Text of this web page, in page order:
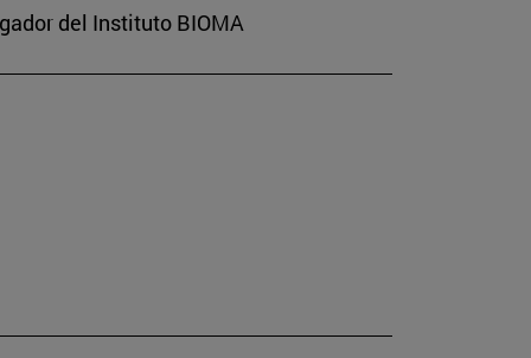
del Instituto BIOMA